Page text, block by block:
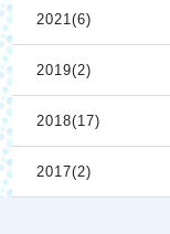
2021(6)
2019(2)
2018(17)
2017(2)